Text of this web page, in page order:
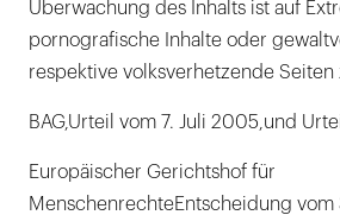
Überwachung des Inhalts ist auf
pornografische Inhalte oder
respektive volksverhetzende Seiten
BAG,Urteil vom 7. Juli 2005,und
Europäischer Gerichtshof für
MenschenrechteEntscheidung